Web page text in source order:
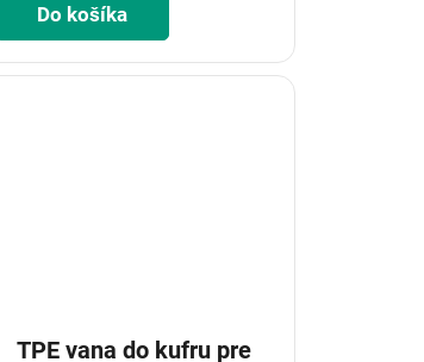
Do košíka
TPE vana do kufru pre